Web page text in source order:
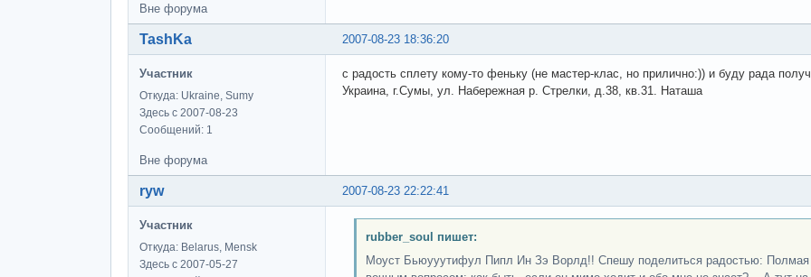
Вне форума
2007-08-23 18:36:20
TashKa
Участник
Откуда: Ukraine, Sumy
Здесь с 2007-08-23
Сообщений: 1
с радость сплету кому-то феньку (не мастер-клас, но прилично:)) и буду рада
Украина, г.Сумы, ул. Набережная р. Стрелки, д.38, кв.31. Наташа
Вне форума
2007-08-23 22:22:41
ryw
Участник
Откуда: Belarus, Mensk
Здесь с 2007-05-27
rubber_soul пишет:
Моуст Бьюууутифул Пипл Ин Зэ Ворлд!! Спешу поделиться радостью: